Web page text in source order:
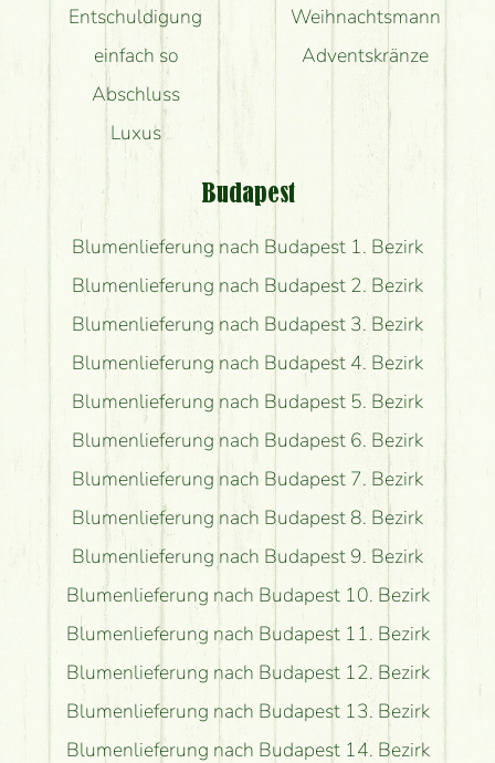
Entschuldigung
einfach so
Abschluss
Luxus
Weihnachtsmann
Adventskränze
Budapest
Blumenlieferung nach Budapest 1. Bezirk
Blumenlieferung nach Budapest 2. Bezirk
Blumenlieferung nach Budapest 3. Bezirk
Blumenlieferung nach Budapest 4. Bezirk
Blumenlieferung nach Budapest 5. Bezirk
Blumenlieferung nach Budapest 6. Bezirk
Blumenlieferung nach Budapest 7. Bezirk
Blumenlieferung nach Budapest 8. Bezirk
Blumenlieferung nach Budapest 9. Bezirk
Blumenlieferung nach Budapest 10. Bezirk
Blumenlieferung nach Budapest 11. Bezirk
Blumenlieferung nach Budapest 12. Bezirk
Blumenlieferung nach Budapest 13. Bezirk
Blumenlieferung nach Budapest 14. Bezirk